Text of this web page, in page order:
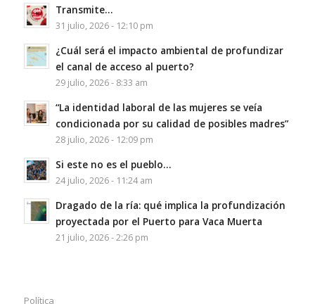
Transmite…
31 julio, 2026 - 12:10 pm
¿Cuál será el impacto ambiental de profundizar
el canal de acceso al puerto?
29 julio, 2026 - 8:33 am
“La identidad laboral de las mujeres se veía
condicionada por su calidad de posibles madres”
28 julio, 2026 - 12:09 pm
Si este no es el pueblo…
24 julio, 2026 - 11:24 am
Dragado de la ría: qué implica la profundización
proyectada por el Puerto para Vaca Muerta
21 julio, 2026 - 2:26 pm
Política